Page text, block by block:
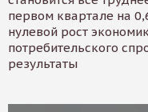
первом квартале на
нулевой рост
потребительского
результаты